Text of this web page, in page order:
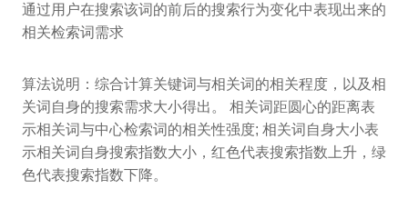
通过用户在搜索该词的前后的搜索行为变化中表现出来的
相关检索词需求
算法说明：综合计算关键词与相关词的相关程度，以及相
关词自身的搜索需求大小得出。 相关词距圆心的距离表
示相关词与中心检索词的相关性强度; 相关词自身大小表
示相关词自身搜索指数大小，红色代表搜索指数上升，绿
色代表搜索指数下降。